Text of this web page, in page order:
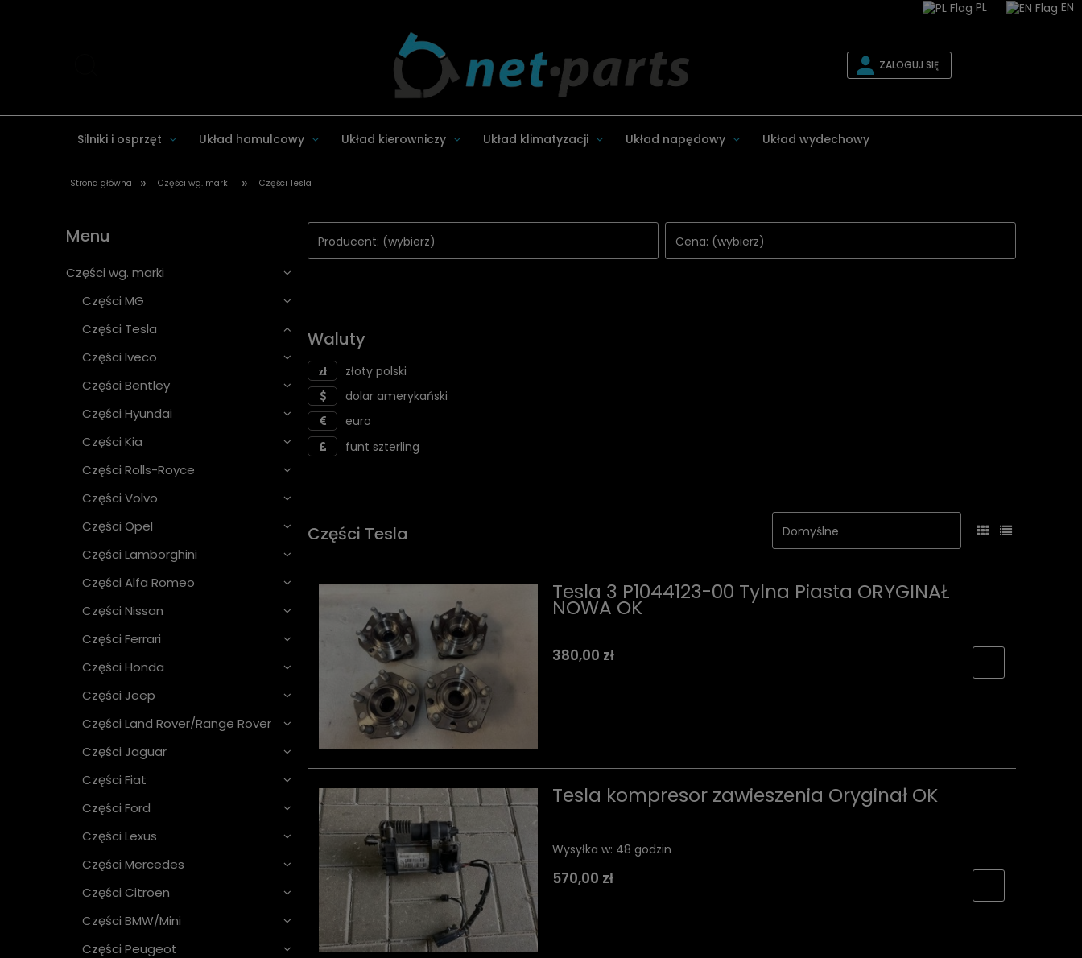
PL EN
ZALOGUJ SIĘ
Silniki i osprzęt Układ hamulcowy Układ kierowniczy Układ klimatyzacji Układ napędowy Układ wydechowy
Układ zawieszenia Części wg. marki
Strona główna » Części wg. marki » Części Tesla
Menu
Części wg. marki
Części MG
Części Tesla
Części Iveco
Części Bentley
Części Hyundai
Części Kia
Części Rolls-Royce
Części Volvo
Części Opel
Części Lamborghini
Części Alfa Romeo
Części Nissan
Części Ferrari
Części Honda
Części Jeep
Części Land Rover/Range Rover
Części Jaguar
Części Fiat
Części Ford
Części Lexus
Części Mercedes
Części Citroen
Części BMW/Mini
Części Peugeot
Producent: (wybierz) Cena: (wybierz)
Waluty
złoty polski
dolar amerykański
euro
funt szterling
Części Tesla
Tesla 3 P1044123-00 Tylna Piasta ORYGINAŁ
NOWA OK
380,00 zł
Tesla kompresor zawieszenia Oryginał OK
Wysyłka w: 48 godzin
570,00 zł